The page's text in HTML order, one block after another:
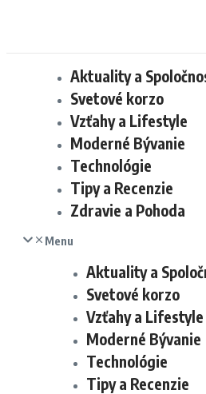
Aktuality a
Svetové korzo
Vzťahy a Lifestyle
Moderné Bývanie
Technológie
Tipy a Recenzie
Zdravie a Pohoda
Menu
Aktuality a
Svetové korzo
Vzťahy a Lifestyle
Moderné Bývanie
Technológie
Tipy a Recenzie